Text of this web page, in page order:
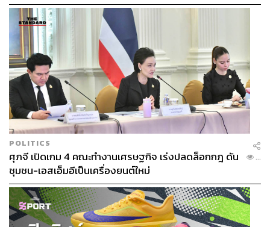
POLITICS
ศุภจี เปิดเกม 4 คณะทำงานเศรษฐกิจ เร่งปลดล็อกกฎ ดัน
ชุมชน-เอสเอ็มอีเป็นเครื่องยนต์ใหม่
...